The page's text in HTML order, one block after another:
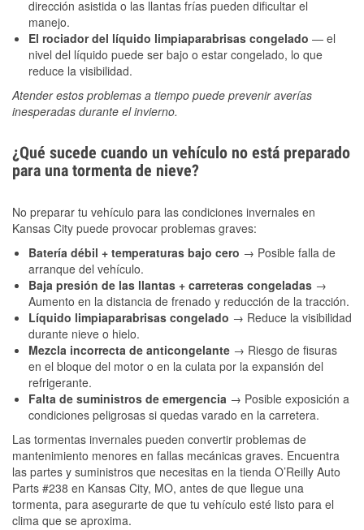
dirección asistida o las llantas frías pueden dificultar el
manejo.
El rociador del líquido limpiaparabrisas congelado — el
nivel del líquido puede ser bajo o estar congelado, lo que
reduce la visibilidad.
Atender estos problemas a tiempo puede prevenir averías
inesperadas durante el invierno.
¿Qué sucede cuando un vehículo no está preparado
para una tormenta de nieve?
No preparar tu vehículo para las condiciones invernales en
Kansas City puede provocar problemas graves:
Batería débil + temperaturas bajo cero → Posible falla de
arranque del vehículo.
Baja presión de las llantas + carreteras congeladas →
Aumento en la distancia de frenado y reducción de la tracción.
Líquido limpiaparabrisas congelado → Reduce la visibilidad
durante nieve o hielo.
Mezcla incorrecta de anticongelante → Riesgo de fisuras
en el bloque del motor o en la culata por la expansión del
refrigerante.
Falta de suministros de emergencia → Posible exposición a
condiciones peligrosas si quedas varado en la carretera.
Las tormentas invernales pueden convertir problemas de
mantenimiento menores en fallas mecánicas graves. Encuentra
las partes y suministros que necesitas en la tienda O’Reilly Auto
Parts #238 en Kansas City, MO, antes de que llegue una
tormenta, para asegurarte de que tu vehículo esté listo para el
clima que se aproxima.